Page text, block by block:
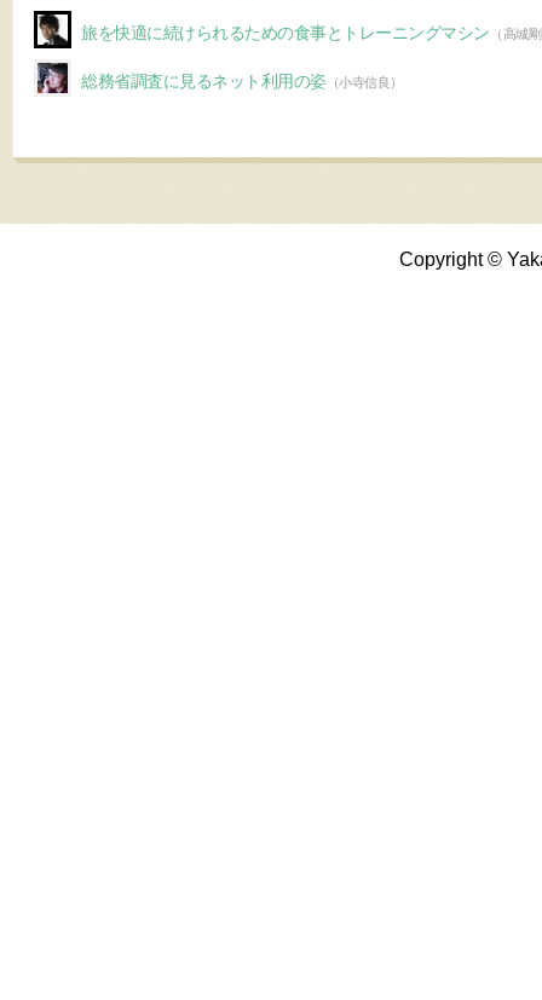
旅を快適に続けられるための食事とトレーニングマシン （高城
総務省調査に見るネット利用の姿（小寺信良）
Copyright ©